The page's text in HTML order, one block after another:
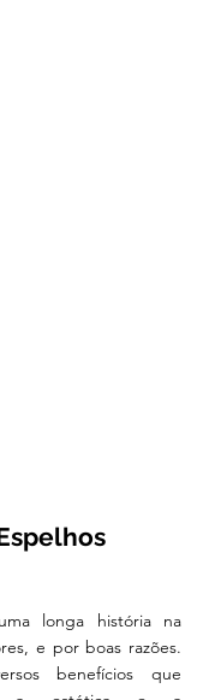
longa história na
e por boas razões.
benefícios que